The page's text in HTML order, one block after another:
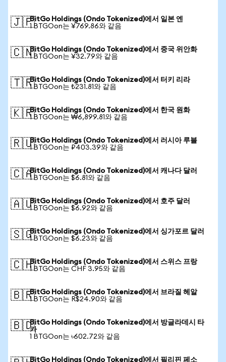
🇯🇵BitGo Holdings (Ondo Tokenized)에서 일본 엔
1 BTGOon는 ¥769.86와 같음
🇨🇳BitGo Holdings (Ondo Tokenized)에서 중국 위안화
1 BTGOon는 ¥32.79와 같음
🇹🇷BitGo Holdings (Ondo Tokenized)에서 터키 리라
1 BTGOon는 ₺231.81와 같음
🇰🇷BitGo Holdings (Ondo Tokenized)에서 한국 원화
1 BTGOon는 ₩6,899.81와 같음
🇷🇺BitGo Holdings (Ondo Tokenized)에서 러시아 루블
1 BTGOon는 ₽403.39와 같음
🇨🇦BitGo Holdings (Ondo Tokenized)에서 캐나다 달러
1 BTGOon는 $6.81와 같음
🇦🇺BitGo Holdings (Ondo Tokenized)에서 호주 달러
1 BTGOon는 $6.92와 같음
🇸🇬BitGo Holdings (Ondo Tokenized)에서 싱가포르 달러
1 BTGOon는 $6.23와 같음
🇨🇭BitGo Holdings (Ondo Tokenized)에서 스위스 프랑
1 BTGOon는 CHF 3.95와 같음
🇧🇷BitGo Holdings (Ondo Tokenized)에서 브라질 헤알
1 BTGOon는 R$24.90와 같음
🇧🇩BitGo Holdings (Ondo Tokenized)에서 방글라데시 타
카
1 BTGOon는 ৳602.72와 같음
BitGo Holdings (Ondo Tokenized)에서 필리핀 페소